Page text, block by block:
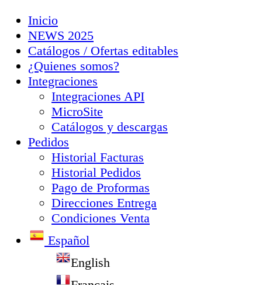
Inicio
NEWS 2025
Catálogos / Ofertas editables
¿Quienes somos?
Integraciones
Integraciones API
MicroSite
Catálogos y descargas
Pedidos
Historial Facturas
Historial Pedidos
Pago de Proformas
Direcciones Entrega
Condiciones Venta
Español
English